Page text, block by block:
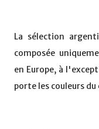
La sélection
composée
en Europe, à
porte les couleurs du